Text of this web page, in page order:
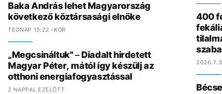
Baka András lehet Magyarország
következő köztársasági elnöke
TEGNAP 13:22 -KOR
„Megcsináltuk" – Diadalt hirdetett
Magyar Péter, mától így készülj az
otthoni energiafogyasztással
2 NAPPAL EZELŐTT
400